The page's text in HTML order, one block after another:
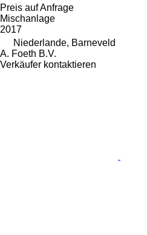
Preis auf Anfrage
Mischanlage
2017
Niederlande, Barneveld
A. Foeth B.V.
Verkäufer kontaktieren